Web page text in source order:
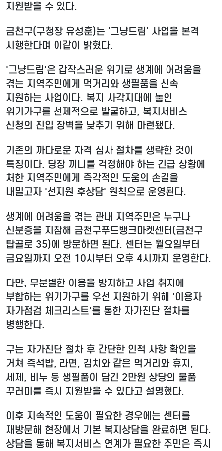
지원받을 수 있다.
금천구(구청장 유성훈)는 '그냥드림' 사업을 본격
시행한다며 이같이 밝혔다.
'그냥드림'은 갑작스러운 위기로 생계에 어려움을
겪는 지역주민에게 먹거리와 생필품을 신속
지원하는 사업이다. 복지 사각지대에 놓인
위기가구를 선제적으로 발굴하고, 복지서비스
신청의 진입 장벽을 낮추기 위해 마련됐다.
기존의 까다로운 자격 심사 절차를 생략한 것이
특징이다. 당장 끼니를 걱정해야 하는 긴급 상황에
처한 지역주민에게 즉각적인 도움의 손길을
내밀고자 '선지원 후상담' 원칙으로 운영된다.
생계에 어려움을 겪는 관내 지역주민은 누구나
신분증을 지참해 금천구푸드뱅크마켓센터(금천구
탑골로 35)에 방문하면 된다. 센터는 월요일부터
금요일까지 오전 10시부터 오후 4시까지 운영한다.
다만, 무분별한 이용을 방지하고 사업 취지에
부합하는 위기가구를 우선 지원하기 위해 '이용자
자가점검 체크리스트'를 통한 자가진단 절차를
병행한다.
구는 자가진단 절차 후 간단한 인적 사항 확인을
거쳐 즉석밥, 라면, 김치와 같은 먹거리와 휴지,
세제, 비누 등 생필품이 담긴 2만원 상당의 물품
꾸러미를 즉시 지원받을 수 있다고 설명했다.
이후 지속적인 도움이 필요한 경우에는 센터를
재방문해 현장에서 기본 복지상담을 완료하면 된다.
상담을 통해 복지서비스 연계가 필요한 주민은 즉시